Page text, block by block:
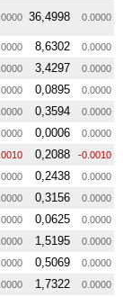
36,4998 0.0000
8,6302 0.0000
3,4297 0.0000
0,0895 0.0000
0,3594 0.0000
0,0006 0.0000
0,2088 -0.0010
0,2438 0.0000
0,3156 0.0000
0,0625 0.0000
1,5195 0.0000
0,5069 0.0000
1,7322 0.0000